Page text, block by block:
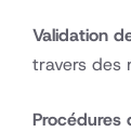
Validation
travers des
Procédures